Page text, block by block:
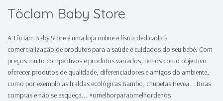
Töclam Baby Store
A Töclam Baby Store é uma loja online e física dedicada à
comercialização de produtos para a saúde e cuidados do seu bebé. Com
preços muito competitivos e produtos variados, temos como objectivo
oferecer produtos de qualidade, diferenciadores e amigos do ambiente,
como por exemplo as fraldas ecológicas Bambo, chupetas Hevea... Boas
compras e não se esqueça... #omelhorparaomelhordenós